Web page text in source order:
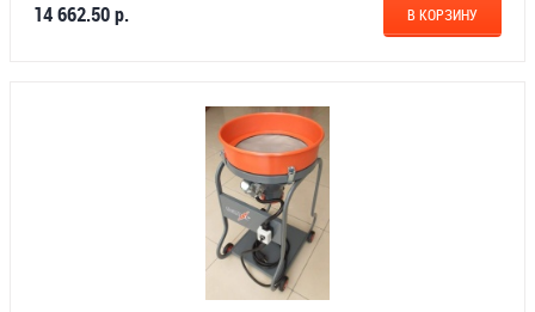
14 662.50 р. В КОРЗИНУ